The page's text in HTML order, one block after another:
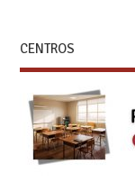
CENTROS